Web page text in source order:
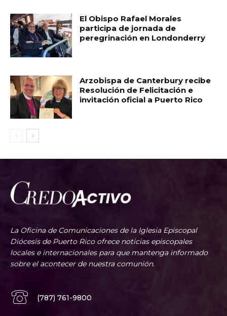
El Obispo Rafael Morales
participa de jornada de
peregrinación en Londonderry
Arzobispa de Canterbury recibe
Resolución de Felicitación e
invitación oficial a Puerto Rico
La Oficina de Comunicaciones de la Iglesia Episcopal
Diócesis de Puerto Rico ofrece noticias episcopales
locales e internacionales para que mantenga informado
sobre el acontecer de nuestra comunión.
(787) 761-9800